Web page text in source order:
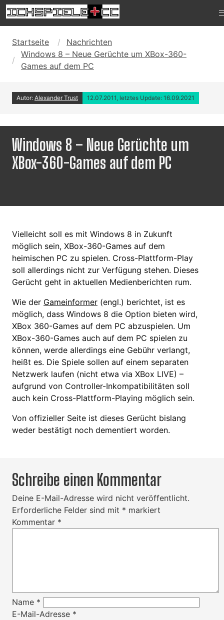
Startseite
Nachrichten
Windows 8 – Neue Gerüchte um XBox-360-
Games auf dem PC
Autor: Alexander Trust 12.07.2011, letztes Update: 16.09.2021
Windows 8 – Neue Gerüchte um
XBox-360-Games auf dem PC
Vielleicht soll es mit Windows 8 in Zukunft
möglich sein, XBox-360-Games auf dem
heimischen PC zu spielen. Cross-Plattform-Play
soll allerdings nicht zur Verfügung stehen. Dieses
Gerücht geht in aktuellen Medienberichten rum.
Wie der Gameinformer (engl.) berichtet, ist es
möglich, dass Windows 8 die Option bieten wird,
XBox 360-Games auf dem PC abzuspielen. Um
XBox-360-Games auch auf dem PC spielen zu
können, werde allerdings eine Gebühr verlangt,
heißt es. Die Spiele sollen auf einem separaten
Netzwerk laufen (nicht etwa via XBox LIVE) –
aufgrund von Controller-Inkompatibilitäten soll
auch kein Cross-Plattform-Playing möglich sein.
Von offizieller Seite ist dieses Gerücht bislang
weder bestätigt noch dementiert worden.
Schreibe einen Kommentar
Deine E-Mail-Adresse wird nicht veröffentlicht.
Erforderliche Felder sind mit * markiert
Kommentar *
Name *
E-Mail-Adresse *